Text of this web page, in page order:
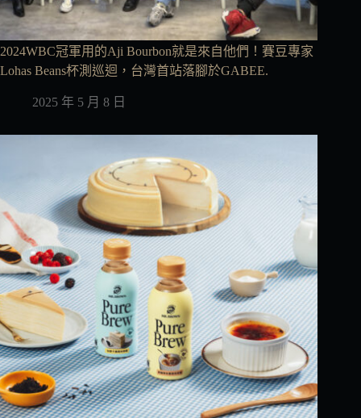
2024WBC冠軍用的Aji Bourbon就是來自他們！賽豆專家
Lohas Beans杯測巡迴，台灣首站落腳於GABEE.
2025 年 5 月 8 日